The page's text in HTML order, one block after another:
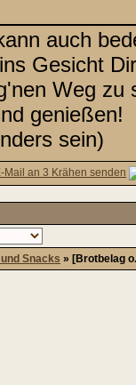
auch
Gesicht
Weg zu
genießen!
sein)
Snacks » [Brotbelag